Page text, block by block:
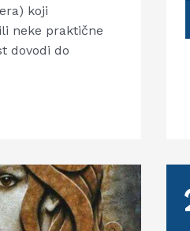
koji
neke praktične
dovodi do